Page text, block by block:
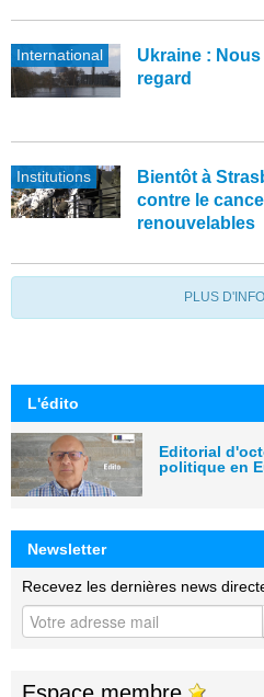
International
Ukraine :
regard
Institutions
Bientôt à
contre le
renouvelables
PLUS
L'édito
Editorial
politique en
Newsletter
Recevez les dernières news